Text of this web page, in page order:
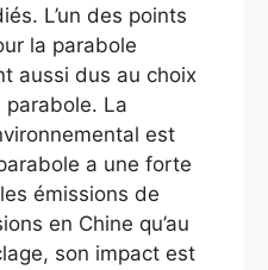
L’un des points
la parabole
aussi dus au choix
parabole. La
est
a une forte
émissions de
en Chine qu’au
son impact est